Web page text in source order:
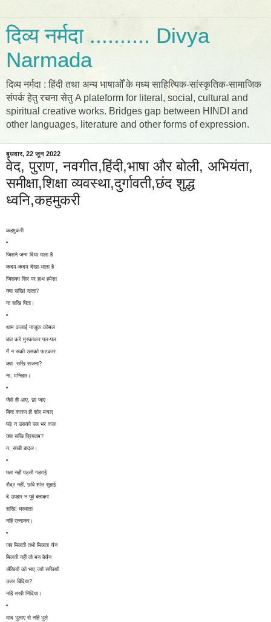
दिव्य नर्मदा .......... Divya
Narmada
दिव्य नर्मदा : हिंदी तथा अन्य भाषाओँ के मध्य साहित्यिक-सांस्कृतिक-सामाजिक
संपर्क हेतु रचना सेतु A plateform for literal, social, cultural and
spiritual creative works. Bridges gap between HINDI and
other languages, literature and other forms of expression.
बुधवार, 22 जून 2022
वेद, पुराण, नवगीत,हिंदी,भाषा और बोली, अभियंता,
समीक्षा,शिक्षा व्यवस्था,दुर्गावती,छंद ​​​शुद्ध
ध्वनि,कहमुकरी
कहमुकरी
•
जिसने जन्म दिया पाला है
कदम-कदम देखा-भाला है
जिसका सिर पर हाथ हमेशा
क्या सखि! दाता?
ना सखि पिता।
•
थाम कलाई नाजुक कोमल
बात करे मुस्काकर पल-पल
मैं न सकी उसको फटकार
क्या सखि सजना?
ना, मनिहार।
•
जैसे ही आए, छा जाए
बिना कारण ही शोर मचाए
पड़े न उसको पल भर कल
क्या सखि प्रियतम?
न, सखी बादल।
•
पता नहीं पड़ती गहराई
रौद्र नहीं, छवि शांत सुहाई
दे उपहार न पूर्व बताकर
सखि! घरवाला
नहिं रत्नाकर।
•
जब मिलती तभी मिलता चैन
मिलती नहीं तो मन बेचैन
अँखियों को भाए ज्यों सखियाँ
उत्तर बिंदिया?
नहिं सखी निंदिया।
•
याद भुलाए से नहिं भूले